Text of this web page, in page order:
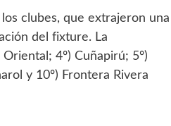
clubes, que extrajeron una
del fixture. La
4º) Cuñapirú; 5º)
y 10º) Frontera Rivera